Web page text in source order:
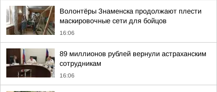
Волонтёры Знаменска продолжают плести
маскировочные сети для бойцов
16:06
89 миллионов рублей вернули астраханским
сотрудникам
16:06